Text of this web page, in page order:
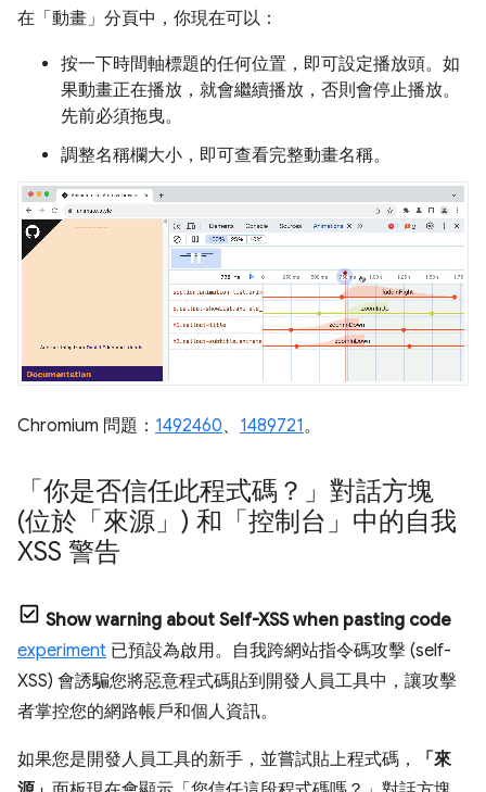
在「動畫」 分頁中，你現在可以：
按一下時間軸標題的任何位置，即可設定播放頭。如
果動畫正在播放，就會繼續播放，否則會停止播放。
先前必須拖曳。
調整名稱欄大小，即可查看完整動畫名稱。
Chromium 問題： 1492460、 1489721。
「你是否信任此程式碼？」對話方塊
(位於「來源」) 和「控制台」中的自我
XSS 警告
Show warning about Self-XSS when pasting code
experiment 已預設為啟用。自我跨網站指令碼攻擊 (self-
XSS) 會誘騙您將惡意程式碼貼到開發人員工具中，讓攻擊
者掌控您的網路帳戶和個人資訊。
如果您是開發人員工具的新手，並嘗試貼上程式碼，
「來